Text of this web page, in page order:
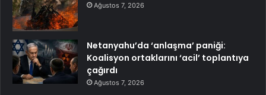
Ağustos 7, 2026
Netanyahu’da ‘anlaşma’ paniği:
Koalisyon ortaklarını ‘acil’ toplantıya
çağırdı
Ağustos 7, 2026